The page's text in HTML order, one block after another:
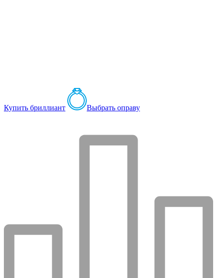
Купить бриллиант Выбрать оправу